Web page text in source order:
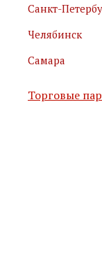
Я соглашаюсь с
Санкт-
Челябинск
Самара
Торговые